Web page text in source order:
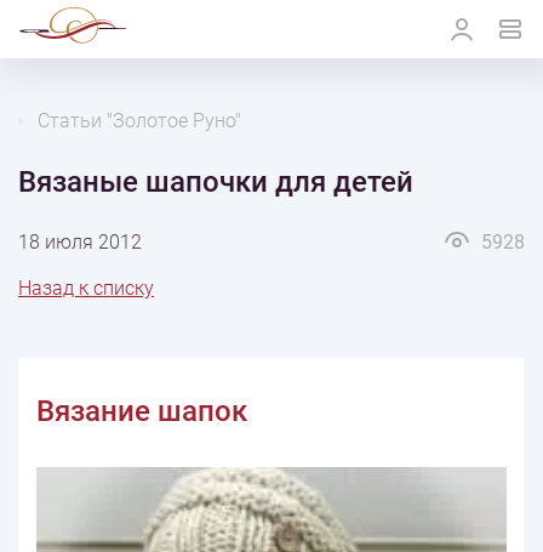
Статьи "Золотое Руно"
Вязаные шапочки для детей
18 июля 2012
5928
Назад к списку
Вязание шапок